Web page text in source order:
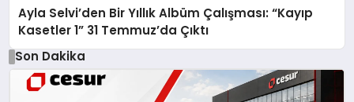
Ayla Selvi’den Bir Yıllık Albüm Çalışması: “Kayıp
Kasetler 1” 31 Temmuz’da Çıktı
Son Dakika